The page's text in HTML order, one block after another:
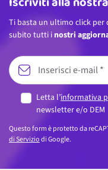
Ti basta un ultimo click per
subito tutti i nostri
Letta l’informativa
newsletter e/o DEM
Questo form è protetto da
di Serviziodi Google.